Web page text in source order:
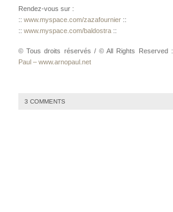
Rendez-vous sur :
:: www.myspace.com/zazafournier ::
:: www.myspace.com/baldostra ::
© Tous droits réservés / © All Rights Reserved :
Paul – www.arnopaul.net
3 COMMENTS